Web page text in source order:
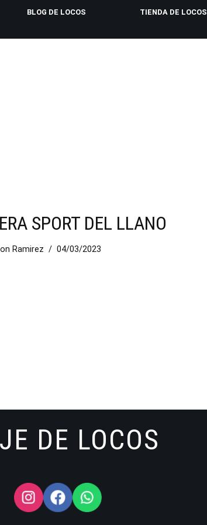
BLOG DE LOCOS TIENDA DE LOCOS
SPORT DEL LLANO
Ramirez 04/03/2023
DE LOCOS